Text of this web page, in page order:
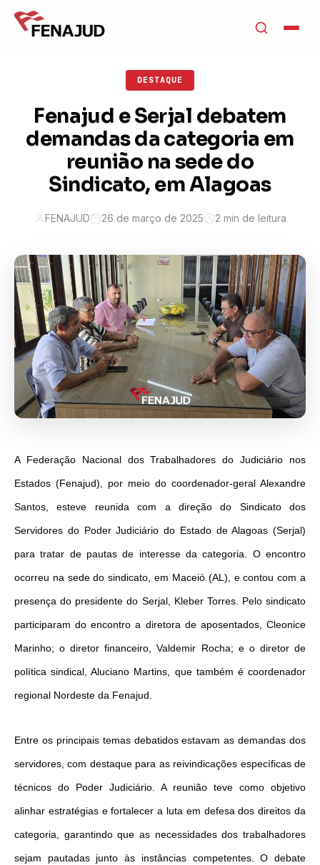
DESTAQUE
Fenajud e Serjal debatem
demandas da categoria em
reunião na sede do
Sindicato, em Alagoas
FENAJUD 26 de março de 2025 2 min de leitura
A Federação Nacional dos Trabalhadores do Judiciário nos
Estados (Fenajud), por meio do coordenador-geral Alexandre
Santos, esteve reunida com a direção do Sindicato dos
Servidores do Poder Judiciário do Estado de Alagoas (Serjal)
para tratar de pautas de interesse da categoria. O encontro
ocorreu na sede do sindicato, em Maceió (AL), e contou com a
presença do presidente do Serjal, Kleber Torres. Pelo sindicato
participaram do encontro a diretora de aposentados, Cleonice
Marinho; o diretor financeiro, Valdemir Rocha; e o diretor de
política sindical, Aluciano Martins, que também é coordenador
regional Nordeste da Fenajud.
Entre os principais temas debatidos estavam as demandas dos
servidores, com destaque para as reivindicações específicas de
técnicos do Poder Judiciário. A reunião teve como objetivo
alinhar estratégias e fortalecer a luta em defesa dos direitos da
categoria, garantindo que as necessidades dos trabalhadores
sejam pautadas junto às instâncias competentes.O debate